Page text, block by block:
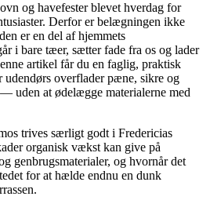
og havefester blevet hverdag for
Derfor er belægningen ikke
er en del af hjemmets
i bare tæer, sætter fade fra os og lader
artikel får du en faglig, praktisk
overflader pæne, sikre og
uden at ødelægge materialerne med
trives særligt godt i Fredericias
organisk vækst kan give på
genbrugsmaterialer, og hvornår det
for at hælde endnu en dunk